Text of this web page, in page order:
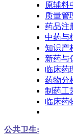
原辅料
质量管
药品注
中药与
知识产
新药与
临床药
药物分
制药工
临床药
公共卫生: